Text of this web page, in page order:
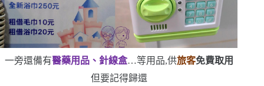
一旁還備有醫藥用品、針線盒…等用品,供旅客免費取用
但要記得歸還